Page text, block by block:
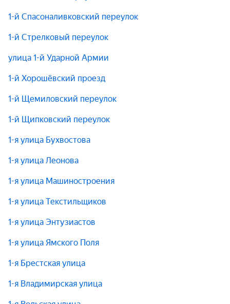
1-й Спасоналивковский переулок
1-й Стрелковый переулок
улица 1-й Ударной Армии
1-й Хорошёвский проезд
1-й Щемиловский переулок
1-й Щипковский переулок
1-я улица Бухвостова
1-я улица Леонова
1-я улица Машиностроения
1-я улица Текстильщиков
1-я улица Энтузиастов
1-я улица Ямского Поля
1-я Брестская улица
1-я Владимирская улица